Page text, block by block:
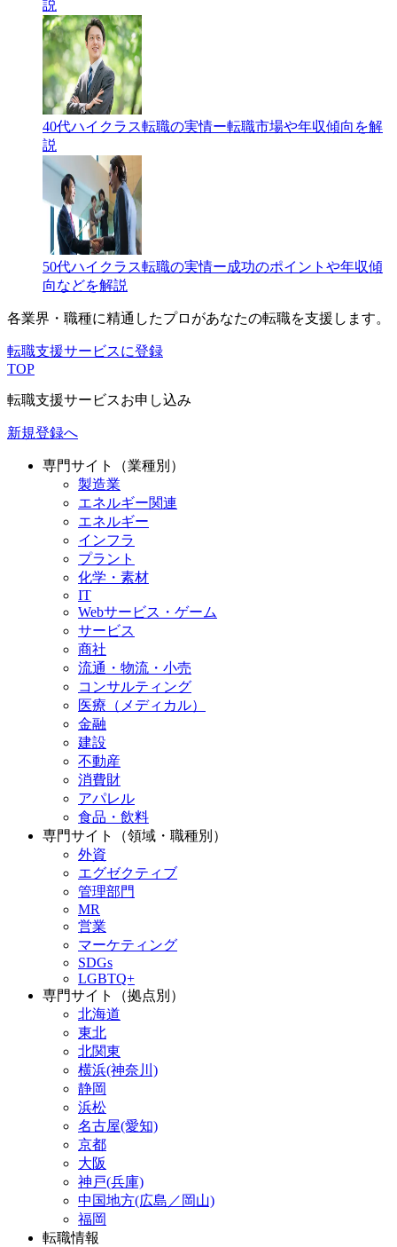
説
40代ハイクラス転職の実情ー転職市場や年収傾向を解
説
50代ハイクラス転職の実情ー成功のポイントや年収傾
向などを解説
各業界・職種に精通したプロがあなたの転職を支援します。
転職支援サービスに登録
TOP
転職支援サービスお申し込み
新規登録へ
専門サイト（業種別）
製造業
エネルギー関連
エネルギー
インフラ
プラント
化学・素材
IT
Webサービス・ゲーム
サービス
商社
流通・物流・小売
コンサルティング
医療（メディカル）
金融
建設
不動産
消費財
アパレル
食品・飲料
専門サイト（領域・職種別）
外資
エグゼクティブ
管理部門
MR
営業
マーケティング
SDGs
LGBTQ+
専門サイト（拠点別）
北海道
東北
北関東
横浜(神奈川)
静岡
浜松
名古屋(愛知)
京都
大阪
神戸(兵庫)
中国地方(広島／岡山)
福岡
転職情報